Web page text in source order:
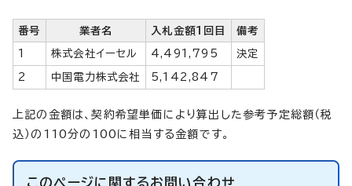
番号 業者名 入札金額1回目 備考
1 株式会社イーセル 4,491,795 決定
2 中国電力株式会社 5,142,847
上記の金額は、契約希望単価により算出した参考予定総額（税
込）の110分の100に相当する金額です。
このページに関するお問い合わせ